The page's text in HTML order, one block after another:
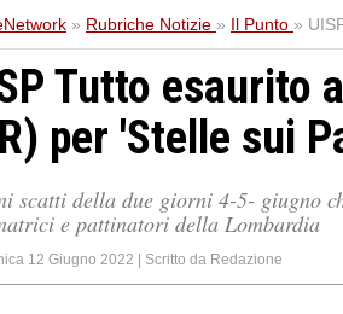
» Rubriche Notizie » Il Punto »
Tutto esaurito
per 'Stelle sui
scatti della due giorni 4-5- giugno
e pattinatori della Lombardia
12 Giugno 2022 | Scritto da Redazione